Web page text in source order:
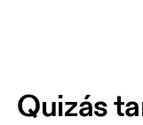
Quizás